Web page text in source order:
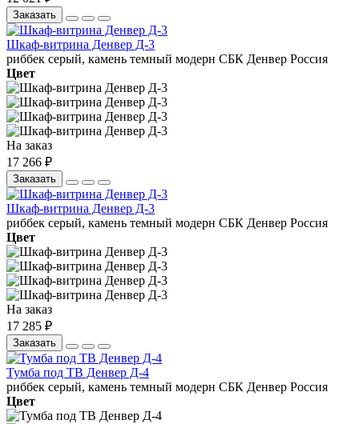
Заказать
Шкаф-витрина Денвер Д-3
риббек серый, камень темный модерн СБК Денвер Россия
Цвет
На заказ
17 266 ₽
Заказать
Шкаф-витрина Денвер Д-3
риббек серый, камень темный модерн СБК Денвер Россия
Цвет
На заказ
17 285 ₽
Заказать
Тумба под ТВ Денвер Д-4
риббек серый, камень темный модерн СБК Денвер Россия
Цвет